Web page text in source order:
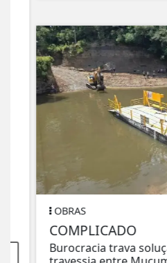
OBRAS
COMPLICADO
Burocracia trava solução